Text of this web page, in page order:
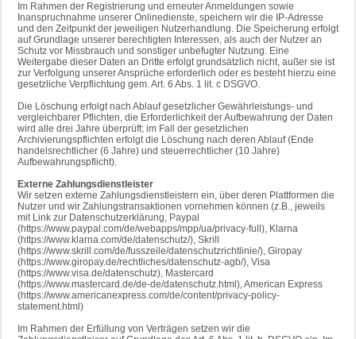
Im Rahmen der Registrierung und erneuter Anmeldungen sowie
Inanspruchnahme unserer Onlinedienste, speichern wir die IP-Adresse
und den Zeitpunkt der jeweiligen Nutzerhandlung. Die Speicherung erfolgt
auf Grundlage unserer berechtigten Interessen, als auch der Nutzer an
Schutz vor Missbrauch und sonstiger unbefugter Nutzung. Eine
Weitergabe dieser Daten an Dritte erfolgt grundsätzlich nicht, außer sie ist
zur Verfolgung unserer Ansprüche erforderlich oder es besteht hierzu eine
gesetzliche Verpflichtung gem. Art. 6 Abs. 1 lit. c DSGVO.
Die Löschung erfolgt nach Ablauf gesetzlicher Gewährleistungs- und
vergleichbarer Pflichten, die Erforderlichkeit der Aufbewahrung der Daten
wird alle drei Jahre überprüft; im Fall der gesetzlichen
Archivierungspflichten erfolgt die Löschung nach deren Ablauf (Ende
handelsrechtlicher (6 Jahre) und steuerrechtlicher (10 Jahre)
Aufbewahrungspflicht).
Externe Zahlungsdienstleister
Wir setzen externe Zahlungsdienstleistern ein, über deren Plattformen die
Nutzer und wir Zahlungstransaktionen vornehmen können (z.B., jeweils
mit Link zur Datenschutzerklärung, Paypal
(https://www.paypal.com/de/webapps/mpp/ua/privacy-full), Klarna
(https://www.klarna.com/de/datenschutz/), Skrill
(https://www.skrill.com/de/fusszeile/datenschutzrichtlinie/), Giropay
(https://www.giropay.de/rechtliches/datenschutz-agb/), Visa
(https://www.visa.de/datenschutz), Mastercard
(https://www.mastercard.de/de-de/datenschutz.html), American Express
(https://www.americanexpress.com/de/content/privacy-policy-
statement.html)
Im Rahmen der Erfüllung von Verträgen setzen wir die